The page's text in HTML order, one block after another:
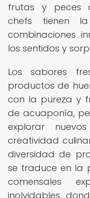
frutas y peces
chefs tienen
combinaciones
los sentidos y
Los sabores
productos de
con la pureza y
de acuaponía,
explorar
creatividad
diversidad de
se traduce en la
comensales
inolvidables,